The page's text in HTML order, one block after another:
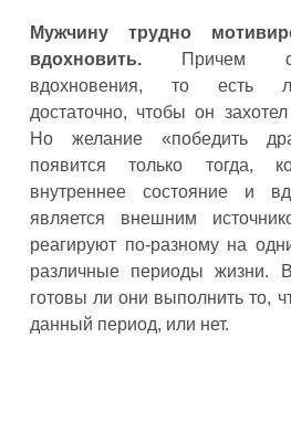
Мужчину трудно
вдохновить. Причем
вдохновения, то есть
достаточно, чтобы он
Но желание «победить
появится только тогда,
внутреннее состояние и
является внешним
реагируют по-разному на
различные периоды жизни.
готовы ли они выполнить то,
данный период, или нет.